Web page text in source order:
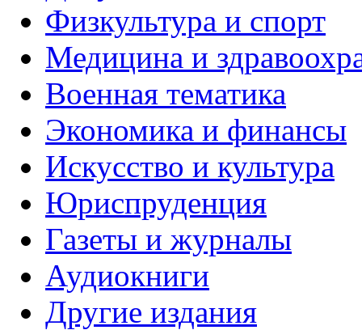
Физкультура и спорт
Медицина и
Военная тематика
Экономика и финансы
Искусство и культура
Юриспруденция
Газеты и журналы
Аудиокниги
Другие издания